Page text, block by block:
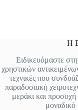
Η
Ειδικευόμαστε
χρηστικών
τεχνικές που
παραδοσιακή
μεράκι και
μοναδικό